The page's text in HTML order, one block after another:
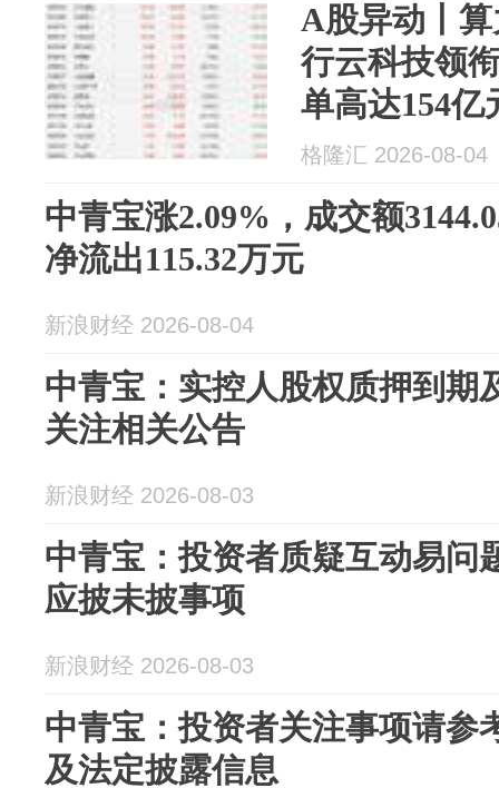
A股异动丨
行云科技领
单高达154亿
格隆汇 2026-08-04
中青宝涨2.09%，成交额
净流出115.32万元
新浪财经 2026-08-04
中青宝：实控人股权质押到期
关注相关公告
新浪财经 2026-08-03
中青宝：投资者质疑互动易问
应披未披事项
新浪财经 2026-08-03
中青宝：投资者关注事项请参
及法定披露信息